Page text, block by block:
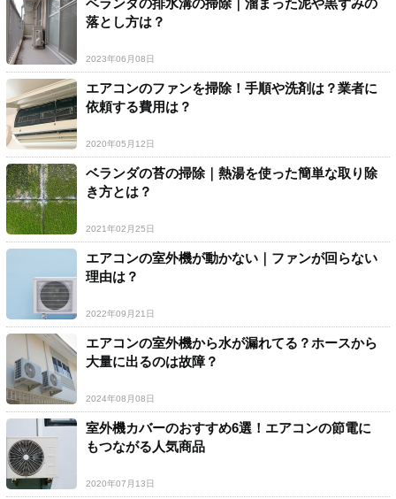
ベランダの排水溝の掃除｜溜まった泥や黒ずみの
落とし方は？
2023年06月08日
エアコンのファンを掃除！手順や洗剤は？業者に
依頼する費用は？
2020年05月12日
ベランダの苔の掃除｜熱湯を使った簡単な取り除
き方とは？
2021年02月25日
エアコンの室外機が動かない｜ファンが回らない
理由は？
2022年09月21日
エアコンの室外機から水が漏れてる？ホースから
大量に出るのは故障？
2024年08月08日
室外機カバーのおすすめ6選！エアコンの節電に
もつながる人気商品
2020年07月13日